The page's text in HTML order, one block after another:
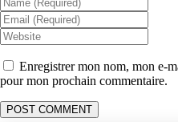
Enregistrer mon nom, mon e-
pour mon prochain commentaire.